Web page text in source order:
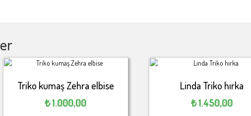
Triko kumaş Zehra elbise
₺1.000,00
Linda Triko hırka
₺1.450,00